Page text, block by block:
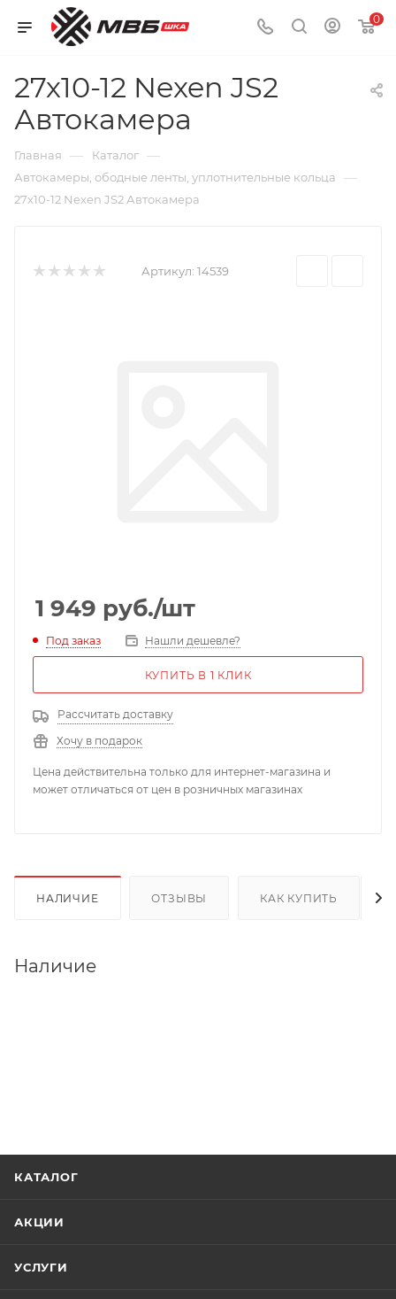
0
27х10-12 Nexen JS2
Автокамера
Главная — Каталог —
Автокамеры, ободные ленты, уплотнительные кольца —
27х10-12 Nexen JS2 Автокамера
Артикул: 14539
1 949 руб./шт
Под заказ Нашли дешевле?
КУПИТЬ В 1 КЛИК
Рассчитать доставку
Хочу в подарок
Цена действительна только для интернет-магазина и
может отличаться от цен в розничных магазинах
НАЛИЧИЕ ОТЗЫВЫ КАК КУПИТЬ
Наличие
КАТАЛОГ
АКЦИИ
УСЛУГИ